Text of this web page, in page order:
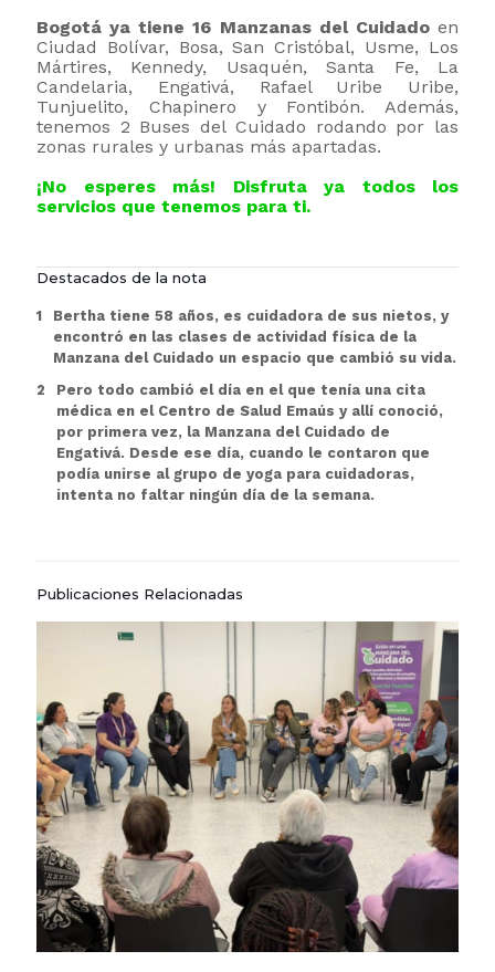
Bogotá ya tiene 16 Manzanas del Cuidadoen
Ciudad Bolívar, Bosa, San Cristóbal, Usme, Los
Mártires, Kennedy, Usaquén, Santa Fe, La
Candelaria, Engativá, Rafael Uribe Uribe,
Tunjuelito, Chapinero y Fontibón. Además,
tenemos 2 Buses del Cuidado rodando por las
zonas rurales y urbanas más apartadas.
¡No esperes más! Disfruta ya todos los
servicios que tenemos para ti.
Destacados de la nota
Bertha tiene 58 años, es cuidadora de sus nietos, y
encontró en las clases de actividad física de la
Manzana del Cuidado un espacio que cambió su vida.
Pero todo cambió el día en el que tenía una cita
médica en el Centro de Salud Emaús y allí conoció,
por primera vez, la Manzana del Cuidado de
Engativá. Desde ese día, cuando le contaron que
podía unirse al grupo de yoga para cuidadoras,
intenta no faltar ningún día de la semana.
Publicaciones Relacionadas